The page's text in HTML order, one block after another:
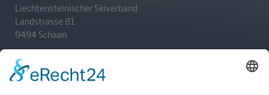
Liechtensteinischer Skiverband
Landstrasse 81
9494 Schaan
T+423 233 36 30
admin@lsv.li